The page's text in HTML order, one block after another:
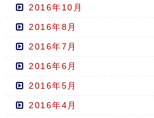
2016年10月
2016年8月
2016年7月
2016年6月
2016年5月
2016年4月